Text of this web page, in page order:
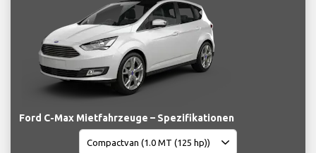
Ford C-Max Mietfahrzeuge – Spezifikationen